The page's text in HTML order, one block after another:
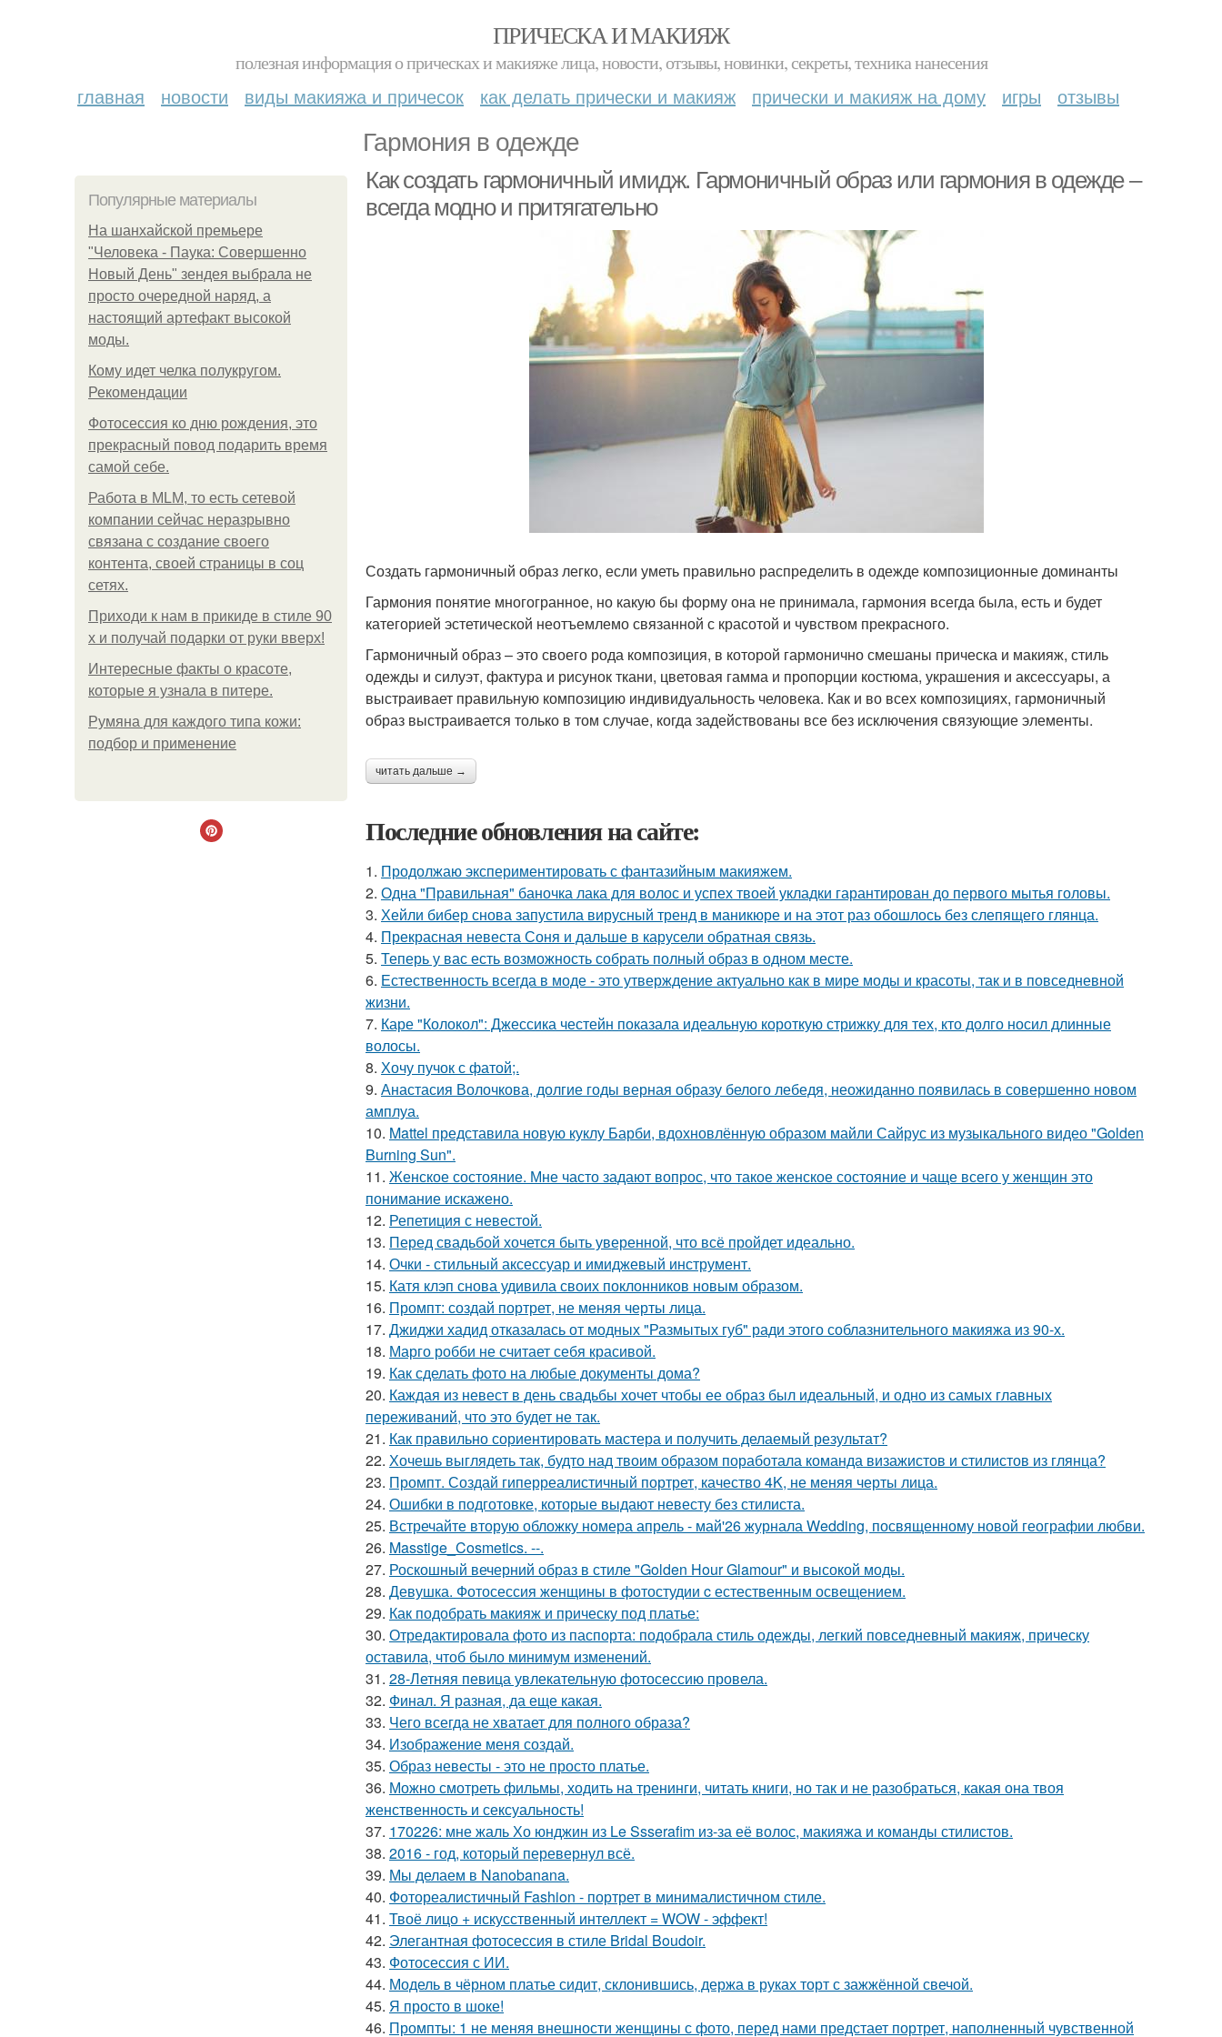
ПРИЧЕСКА И МАКИЯЖ
полезная информация о прическах и макияже лица, новости, отзывы, новинки, секреты, техника нанесения
главная новости виды макияжа и причесок как делать прически и макияж прически и макияж на дому игры отзывы
Гармония в одежде
Популярные материалы
На шанхайской премьере
"Человека - Паука: Совершенно
Новый День" зендея выбрала не
просто очередной наряд, а
настоящий артефакт высокой
моды.
Кому идет челка полукругом.
Рекомендации
Фотосессия ко дню рождения, это
прекрасный повод подарить время
самой себе.
Работа в MLM, то есть сетевой
компании сейчас неразрывно
связана с создание своего
контента, своей страницы в соц
сетях.
Приходи к нам в прикиде в стиле 90
х и получай подарки от руки вверх!
Интересные факты о красоте,
которые я узнала в питере.
Румяна для каждого типа кожи:
подбор и применение
Как создать гармоничный имидж. Гармоничный образ или гармония в одежде –
всегда модно и притягательно
Создать гармоничный образ легко, если уметь правильно распределить в одежде композиционные доминанты
Гармония понятие многогранное, но какую бы форму она не принимала, гармония всегда была, есть и будет
категорией эстетической неотъемлемо связанной с красотой и чувством прекрасного.
Гармоничный образ – это своего рода композиция, в которой гармонично смешаны прическа и макияж, стиль
одежды и силуэт, фактура и рисунок ткани, цветовая гамма и пропорции костюма, украшения и аксессуары, а
выстраивает правильную композицию индивидуальность человека. Как и во всех композициях, гармоничный
образ выстраивается только в том случае, когда задействованы все без исключения связующие элементы.
читать дальше →
Последние обновления на сайте:
1. Продолжаю экспериментировать с фантазийным макияжем.
2. Одна "Правильная" баночка лака для волос и успех твоей укладки гарантирован до первого мытья головы.
3. Хейли бибер снова запустила вирусный тренд в маникюре и на этот раз обошлось без слепящего глянца.
4. Прекрасная невеста Соня и дальше в карусели обратная связь.
5. Теперь у вас есть возможность собрать полный образ в одном месте.
6. Естественность всегда в моде - это утверждение актуально как в мире моды и красоты, так и в повседневной
жизни.
7. Каре "Колокол": Джессика честейн показала идеальную короткую стрижку для тех, кто долго носил длинные
волосы.
8. Хочу пучок с фатой;.
9. Анастасия Волочкова, долгие годы верная образу белого лебедя, неожиданно появилась в совершенно новом
амплуа.
10. Mattel представила новую куклу Барби, вдохновлённую образом майли Сайрус из музыкального видео "Golden
Burning Sun".
11. Женское состояние. Мне часто задают вопрос, что такое женское состояние и чаще всего у женщин это
понимание искажено.
12. Репетиция с невестой.
13. Перед свадьбой хочется быть уверенной, что всё пройдет идеально.
14. Очки - стильный аксессуар и имиджевый инструмент.
15. Катя клэп снова удивила своих поклонников новым образом.
16. Промпт: создай портрет, не меняя черты лица.
17. Джиджи хадид отказалась от модных "Размытых губ" ради этого соблазнительного макияжа из 90-х.
18. Марго робби не считает себя красивой.
19. Как сделать фото на любые документы дома?
20. Каждая из невест в день свадьбы хочет чтобы ее образ был идеальный, и одно из самых главных
переживаний, что это будет не так.
21. Как правильно сориентировать мастера и получить делаемый результат?
22. Хочешь выглядеть так, будто над твоим образом поработала команда визажистов и стилистов из глянца?
23. Промпт. Создай гиперреалистичный портрет, качество 4K, не меняя черты лица.
24. Ошибки в подготовке, которые выдают невесту без стилиста.
25. Встречайте вторую обложку номера апрель - май'26 журнала Wedding, посвященному новой географии любви.
26. Masstige_Cosmetics. --.
27. Роскошный вечерний образ в стиле "Golden Hour Glamour" и высокой моды.
28. Девушка. Фотосессия женщины в фотостудии c естественным освещением.
29. Как подобрать макияж и прическу под платье:
30. Отредактировала фото из паспорта: подобрала стиль одежды, легкий повседневный макияж, прическу
оставила, чтоб было минимум изменений.
31. 28-Летняя певица увлекательную фотосессию провела.
32. Финал. Я разная, да еще какая.
33. Чего всегда не хватает для полного образа?
34. Изображение меня создай.
35. Образ невесты - это не просто платье.
36. Можно смотреть фильмы, ходить на тренинги, читать книги, но так и не разобраться, какая она твоя
женственность и сексуальность!
37. 170226: мне жаль Хо юнджин из Le Ssserafim из-за её волос, макияжа и команды стилистов.
38. 2016 - год, который перевернул всё.
39. Мы делаем в Nanobanana.
40. Фотореалистичный Fashion - портрет в минималистичном стиле.
41. Твоё лицо + искусственный интеллект = WOW - эффект!
42. Элегантная фотосессия в стиле Bridal Boudoir.
43. Фотосессия с ИИ.
44. Модель в чёрном платье сидит, склонившись, держа в руках торт с зажжённой свечой.
45. Я просто в шоке!
46. Промпты: 1 не меняя внешности женщины с фото, перед нами предстает портрет, наполненный чувственной